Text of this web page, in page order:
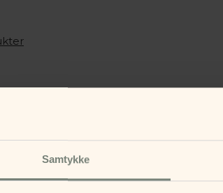
Samtykke
& Highlight